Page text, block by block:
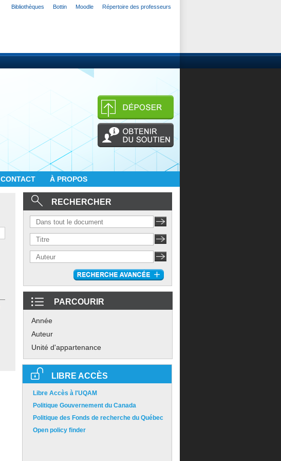
Bibliothèques Bottin Moodle Répertoire des professeurs
CONTACT À PROPOS
RECHERCHER
PARCOURIR
Année
Auteur
Unité d'appartenance
LIBRE ACCÈS
Libre Accès à l'UQAM
Politique Gouvernement du Canada
Politique des Fonds de recherche du Québec
Open policy finder